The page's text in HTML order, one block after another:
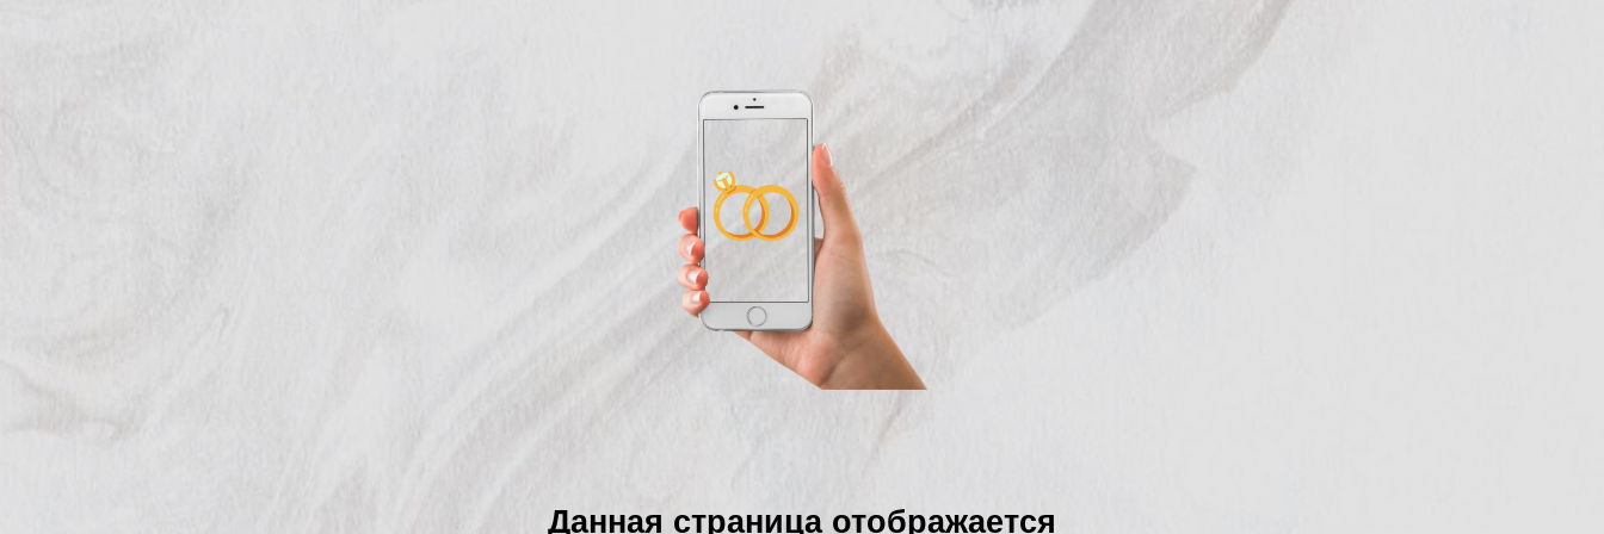
Данная страница отображается